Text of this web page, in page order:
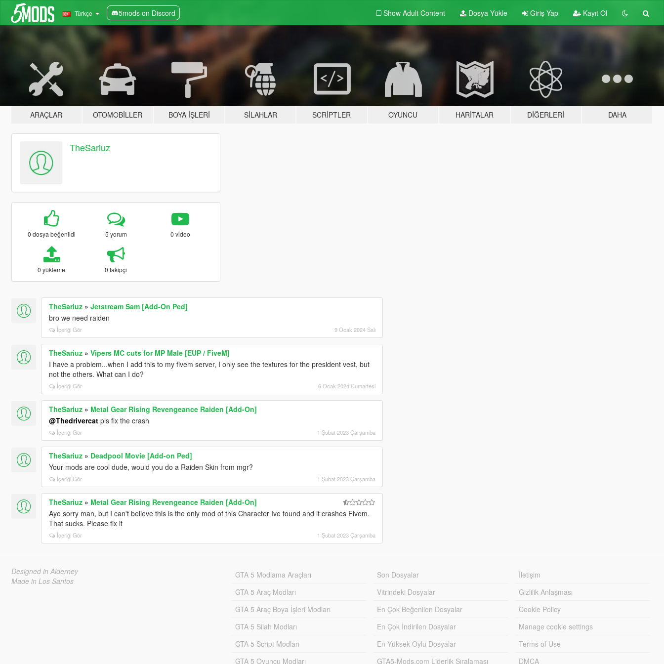
Türkçe 5mods on Discord Show Adult Content Dosya Yükle Giriş Yap Kayıt Ol
ARAÇLAR OTOMOBILLER BOYA İŞLERI SILAHLAR SCRIPTLER OYUNCU HARITALAR DIĞERLERI DAHA
TheSariuz
0 dosya beğenildi 5 yorum 0 video
0 yükleme 0 takipçi
TheSariuz» Jetstream Sam [Add-On Ped]
bro we need raiden
İçeriği Gör 9 Ocak 2024 Salı
TheSariuz» Vipers MC cuts for MP Male [EUP / FiveM]
I have a problem...when I add this to my fivem server, I only see the textures for the president vest, but
not the others. What can I do?
İçeriği Gör 6 Ocak 2024 Cumartesi
TheSariuz» Metal Gear Rising Revengeance Raiden [Add-On]
@Thedrivercatpls fix the crash
İçeriği Gör 1 Şubat 2023 Çarşamba
TheSariuz» Deadpool Movie [Add-on Ped]
Your mods are cool dude, would you do a Raiden Skin from mgr?
İçeriği Gör 1 Şubat 2023 Çarşamba
TheSariuz» Metal Gear Rising Revengeance Raiden [Add-On]
Ayo sorry man, but I can't believe this is the only mod of this Character Ive found and it crashes Fivem.
That sucks. Please fix it
İçeriği Gör 1 Şubat 2023 Çarşamba
Designed in Alderney
Made in Los Santos
GTA 5 Modlama Araçları
GTA 5 Araç Modları
GTA 5 Araç Boya İşleri Modları
GTA 5 Silah Modları
GTA 5 Script Modları
GTA 5 Oyuncu Modları
Son Dosyalar
Vitrindeki Dosyalar
En Çok Beğenilen Dosyalar
En Çok İndirilen Dosyalar
En Yüksek Oylu Dosyalar
GTA5-Mods.com Liderlik Sıralaması
İletişim
Gizlilik Anlaşması
Cookie Policy
Manage cookie settings
Terms of Use
DMCA